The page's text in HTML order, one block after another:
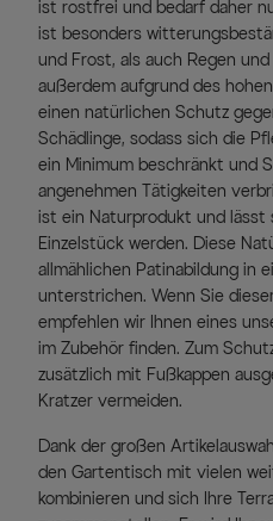
ist rostfrei und bedarf daher
ist besonders
und Frost, als auch Regen
außerdem aufgrund des
einen natürlichen Schutz
Schädlinge, sodass sich die
ein Minimum beschränkt und
angenehmen Tätigkeiten
ist ein Naturprodukt und lässt
Einzelstück werden. Diese
allmählichen Patinabildung in
unterstrichen. Wenn Sie
empfehlen wir Ihnen eines
im Zubehör finden. Zum
zusätzlich mit Fußkappen
Kratzer vermeiden.
Dank der großen
den Gartentisch mit vielen
kombinieren und sich Ihre